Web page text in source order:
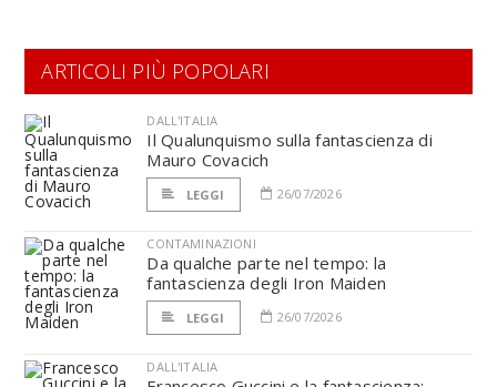
ARTICOLI PIÙ POPOLARI
DALL'ITALIA
Il Qualunquismo sulla fantascienza di
Mauro Covacich
LEGGI 26/07/2026
CONTAMINAZIONI
Da qualche parte nel tempo: la
fantascienza degli Iron Maiden
LEGGI 26/07/2026
DALL'ITALIA